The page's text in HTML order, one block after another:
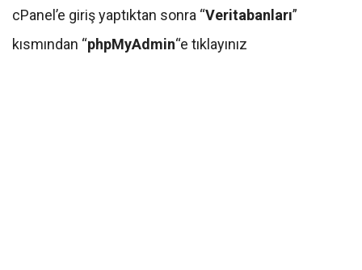
cPanel’e giriş yaptıktan sonra “Veritabanları”
kısmından “phpMyAdmin“e tıklayınız